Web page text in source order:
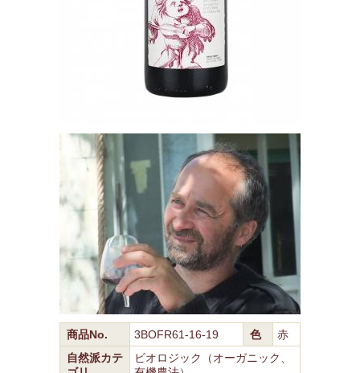
商品No. 3BOFR61-16-19 色
赤
自然派カテ
ビオロジック（オーガニック、